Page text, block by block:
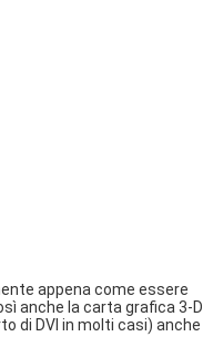
appena come essere
anche la carta grafica 3-D
di DVI in molti casi) anche